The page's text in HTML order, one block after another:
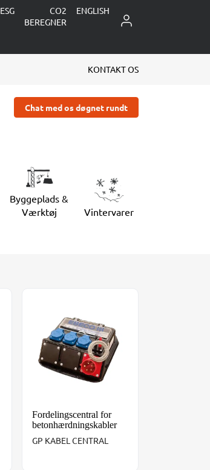
ESG
CO2
BEREGNER
ENGLISH
LOG IND
KONTAKT OS
Chat med os døgnet rundt
Byggeplads &
Værktøj
Vintervarer
Fordelingscentral for
betonhærdningskabler
GP KABEL CENTRAL